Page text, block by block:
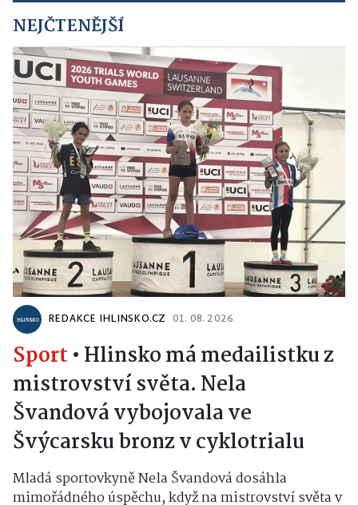
NEJČTENĚJŠÍ
REDAKCE IHLINSKO.CZ 01. 08. 2026
Sport • Hlinsko má medailistku z
mistrovství světa. Nela
Švandová vybojovala ve
Švýcarsku bronz v cyklotrialu
Mladá sportovkyně Nela Švandová dosáhla
mimořádného úspěchu, když na mistrovství světa v